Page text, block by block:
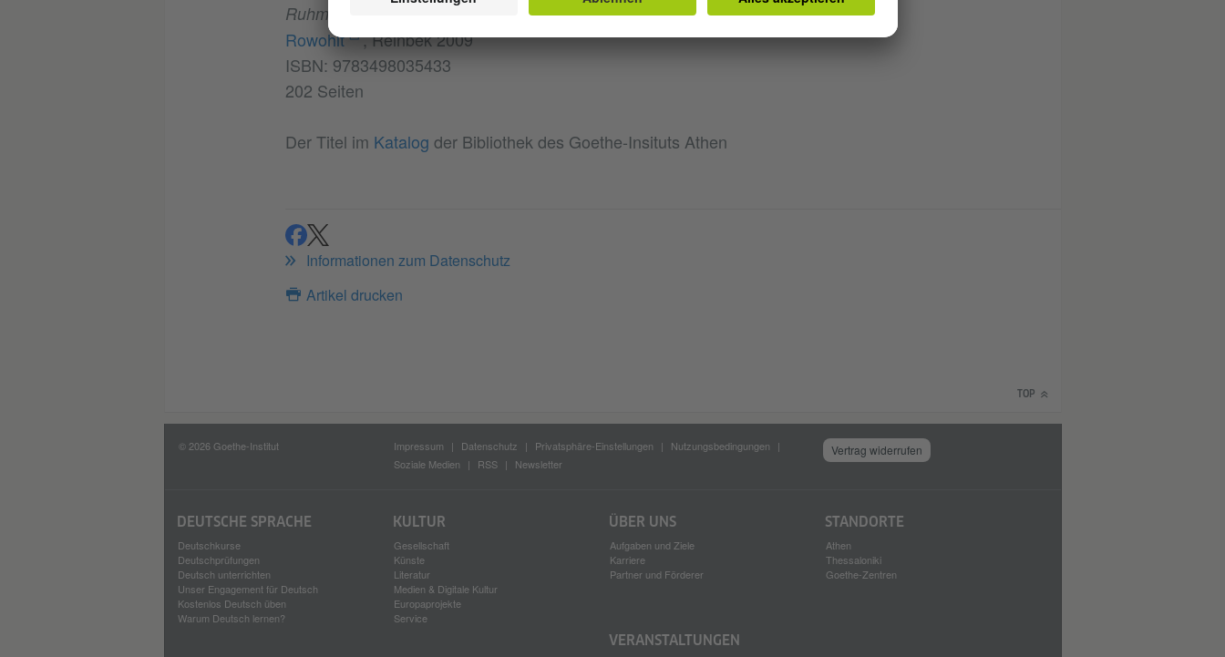
Ruhm
Rowohlt
, Reinbek 2009
ISBN: 9783498035433
202 Seiten
Der Titel im Katalog der Bibliothek des Goethe-Insituts Athen
teilenteilen
Informationen zum Datenschutz
Artikel drucken
TOP
© 2026 Goethe-Institut Impressum Datenschutz Privatsphäre-Einstellungen
Nutzungsbedingungen
Soziale Medien
RSS Newsletter
Vertrag widerrufen
DEUTSCHE SPRACHE
Deutschkurse
Deutschprüfungen
Deutsch unterrichten
Unser Engagement für Deutsch
Kostenlos Deutsch üben
Warum Deutsch lernen?
KULTUR
Gesellschaft
Künste
Literatur
Medien & Digitale Kultur
Europaprojekte
Service
ÜBER UNS
Aufgaben und Ziele
Karriere
Partner und Förderer
STANDORTE
Athen
Thessaloniki
Goethe-Zentren
VERANSTALTUNGEN